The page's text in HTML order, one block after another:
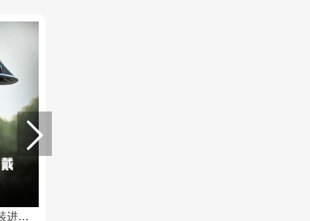
uvex i-vo cc mips德国制造 原装进口骑行自行车头盔男女公路山地